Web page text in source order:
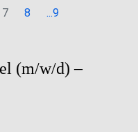
7 8 ...9
(m/w/d) –